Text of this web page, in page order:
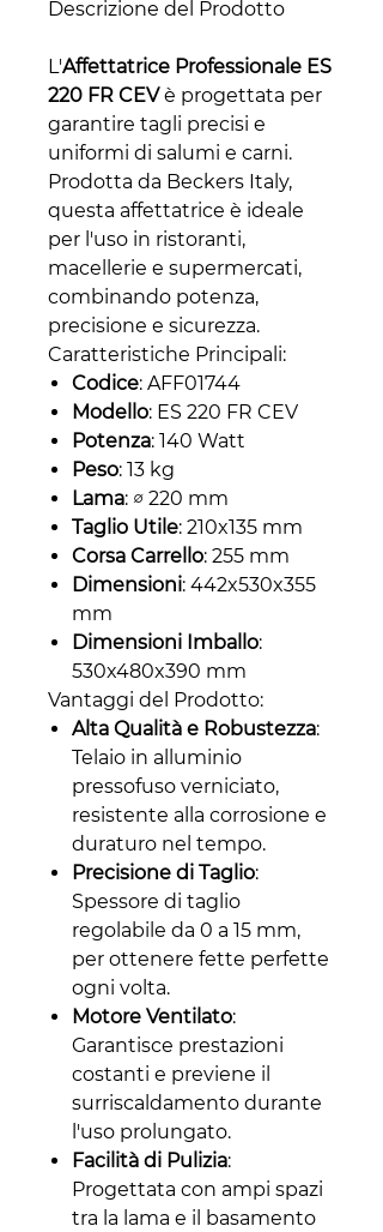
Descrizione del Prodotto
L'Affettatrice Professionale ES
220 FR CEVè progettata per
garantire tagli precisi e
uniformi di salumi e carni.
Prodotta da Beckers Italy,
questa affettatrice è ideale
per l'uso in ristoranti,
macellerie e supermercati,
combinando potenza,
precisione e sicurezza.
Caratteristiche Principali:
Codice: AFF01744
Modello: ES 220 FR CEV
Potenza: 140 Watt
Peso: 13 kg
Lama: ∅ 220 mm
Taglio Utile: 210x135 mm
Corsa Carrello: 255 mm
Dimensioni: 442x530x355
mm
Dimensioni Imballo:
530x480x390 mm
Vantaggi del Prodotto:
Alta Qualità e Robustezza:
Telaio in alluminio
pressofuso verniciato,
resistente alla corrosione e
duraturo nel tempo.
Precisione di Taglio:
Spessore di taglio
regolabile da 0 a 15 mm,
per ottenere fette perfette
ogni volta.
Motore Ventilato:
Garantisce prestazioni
costanti e previene il
surriscaldamento durante
l'uso prolungato.
Facilità di Pulizia:
Progettata con ampi spazi
tra la lama e il basamento